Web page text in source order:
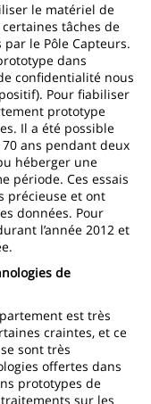
le matériel de
tâches de
le Pôle Capteurs.
dans
confidentialité nous
Pour fiabiliser
prototype
Il a été possible
ans pendant deux
héberger une
période. Ces essais
précieuse et ont
données. Pour
l’année 2012 et
de
est très
craintes, et ce
sont très
offertes dans
prototypes de
sur les